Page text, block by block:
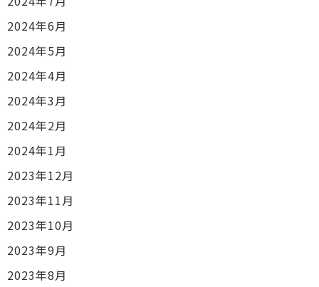
2024年6月
2024年5月
2024年4月
2024年3月
2024年2月
2024年1月
2023年12月
2023年11月
2023年10月
2023年9月
2023年8月